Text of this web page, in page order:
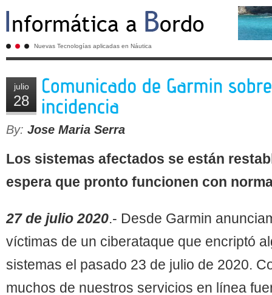
Nuevas Tecnologías aplicadas en Náutica
julio
28
By: Jose Maria Serra
Los sistemas afectados se están
espera que pronto funcionen con
27 de julio 2020.- Desde Garmin
víctimas de un ciberataque que encriptó
sistemas el pasado 23 de julio de 2020.
muchos de nuestros servicios en línea